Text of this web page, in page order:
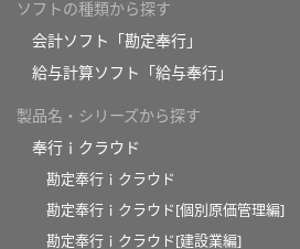
ソフトの種類から探す
会計ソフト「勘定奉行」
給与計算ソフト「給与奉行」
製品名・シリーズから探す
奉行ｉクラウド
勘定奉行ｉクラウド
勘定奉行ｉクラウド[個別原価管理編]
勘定奉行ｉクラウド[建設業編]